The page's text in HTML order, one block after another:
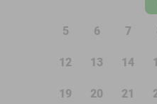
5 6 7
12 13 14
19 20 21